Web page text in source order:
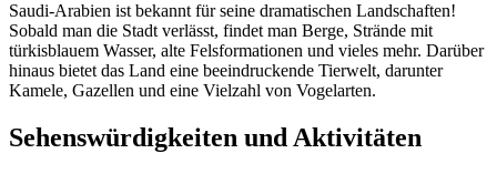
Saudi-Arabien ist bekannt für seine dramatischen Landschaften!
Sobald man die Stadt verlässt, findet man Berge, Strände mit
türkisblauem Wasser, alte Felsformationen und vieles mehr. Darüber
hinaus bietet das Land eine beeindruckende Tierwelt, darunter
Kamele, Gazellen und eine Vielzahl von Vogelarten.
Sehenswürdigkeiten und Aktivitäten